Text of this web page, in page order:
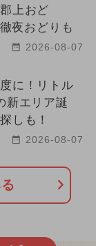
上おど
夜おどりも
2026-08-07
に！リトル
新エリア誕
しも！
2026-08-07